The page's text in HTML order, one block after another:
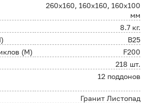
260х160, 160х160, 160х100
мм
8.7 кг.
B25
(М)
F200
218 шт.
12 поддонов
Гранит Листопад